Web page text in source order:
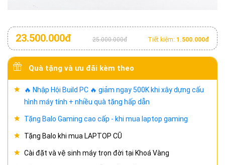
23.500.000đ 25.000.000đ Tiết kiệm: 1.500.000đ
Quà tặng và ưu đãi kèm theo
🔥 Nhập Hội Build PC 🔥 giảm ngay 500K khi xây dựng cấu
hình máy tính + nhiều quà tặng hấp dẫn
Tặng Balo Gaming cao cấp - khi mua laptop gaming
Tặng Balo khi mua LAPTOP CŨ
Cài đặt và vệ sinh máy trọn đời tại Khoá Vàng